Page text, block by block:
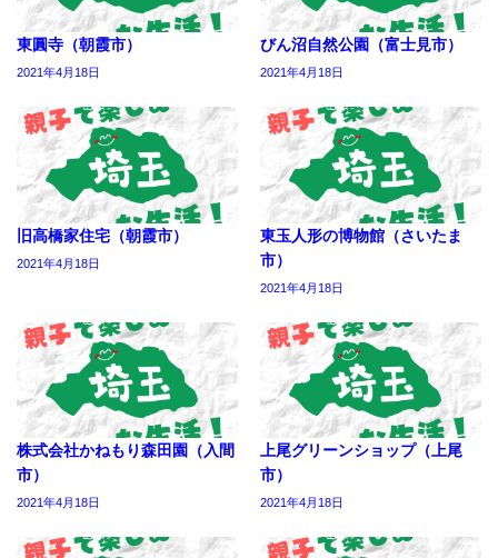
東圓寺（朝霞市）
2021年4月18日
びん沼自然公園（富士見市）
2021年4月18日
旧高橋家住宅（朝霞市）
2021年4月18日
東玉人形の博物館（さいたま
市）
2021年4月18日
株式会社かねもり森田園（入間
市）
2021年4月18日
上尾グリーンショップ（上尾
市）
2021年4月18日